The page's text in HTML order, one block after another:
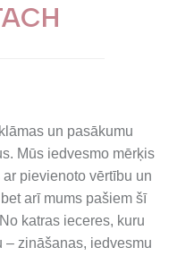
un pasākumu
Mūs iedvesmo mērķis
pievienoto vērtību un
arī mums pašiem šī
katras ieceres, kuru
– zināšanas, iedvesmu